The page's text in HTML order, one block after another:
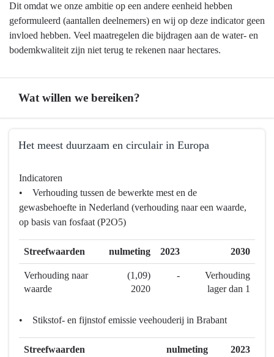
Dit omdat we onze ambitie op een andere eenheid hebben
geformuleerd (aantallen deelnemers) en wij op deze indicator geen
invloed hebben. Veel maatregelen die bijdragen aan de water- en
bodemkwaliteit zijn niet terug te rekenen naar hectares.
Wat willen we bereiken?
Programma
Landbouw
voedsel
bereiken?
Het meest duurzaam en circulair in Europa
naar
navigatie
Programma
Landbouw
voedsel
Indicatoren
• Verhouding tussen de bewerkte mest en de
gewasbehoefte in Nederland (verhouding naar een waarde,
op basis van fosfaat (P2O5)
Streefwaarden nulmeting 2023 2030
Verhouding naar
waarde
(1,09)
2020
-
Verhouding
lager dan 1
• Stikstof- en fijnstof emissie veehouderij in Brabant
Streefwaarden nulmeting 2023